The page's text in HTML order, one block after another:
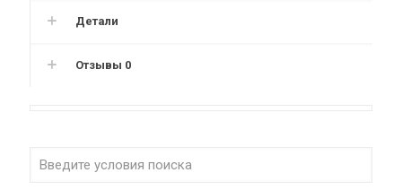
Детали
Отзывы 0